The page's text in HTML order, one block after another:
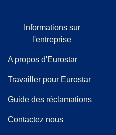
Informations sur
l'entreprise
A propos d'Eurostar
Travailler pour Eurostar
Guide des réclamations((
Contactez nous